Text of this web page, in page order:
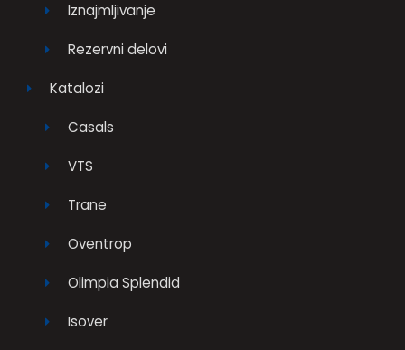
Iznajmljivanje
Rezervni delovi
Katalozi
Casals
VTS
Trane
Oventrop
Olimpia Splendid
Isover